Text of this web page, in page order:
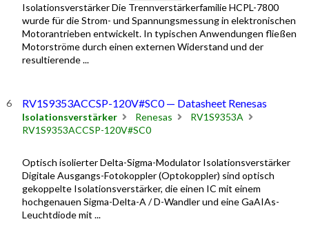
Isolationsverstärker Die Trennverstärkerfamilie HCPL-7800
wurde für die Strom- und Spannungsmessung in elektronischen
Motorantrieben entwickelt. In typischen Anwendungen fließen
Motorströme durch einen externen Widerstand und der
resultierende ...
RV1S9353ACCSP-120V#SC0 — Datasheet Renesas
Isolationsverstärker Renesas
RV1S9353A
RV1S9353ACCSP-120V#SC0
Optisch isolierter Delta-Sigma-Modulator Isolationsverstärker
Digitale Ausgangs-Fotokoppler (Optokoppler) sind optisch
gekoppelte Isolationsverstärker, die einen IC mit einem
hochgenauen Sigma-Delta-A / D-Wandler und eine GaAIAs-
Leuchtdiode mit ...